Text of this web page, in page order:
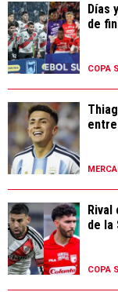
Días
de
COPA
Rival
de la
COPA